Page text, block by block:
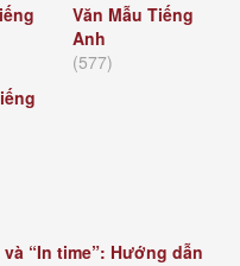
Văn Mẫu Tiếng
Anh
(577)
“In time”: Hướng dẫn